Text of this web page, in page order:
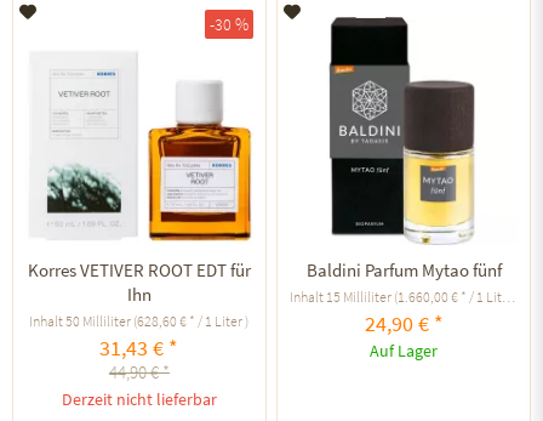
-30 %
Korres VETIVER ROOT EDT für
Ihn
Inhalt50 Milliliter (628,60 € * / 1 Liter )
31,43 € *
44,90 € *
Derzeit nicht lieferbar
Baldini Parfum Mytao fünf
Inhalt 15 Milliliter (1.660,00 € * / 1 Liter )
24,90 € *
Auf Lager
Auf den Merkzettel